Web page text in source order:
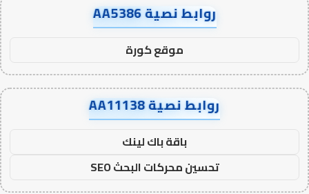
روابط نصية AA5386
موقع كورة
روابط نصية AA11138
باقة باك لينك
تحسين محركات البحث SEO